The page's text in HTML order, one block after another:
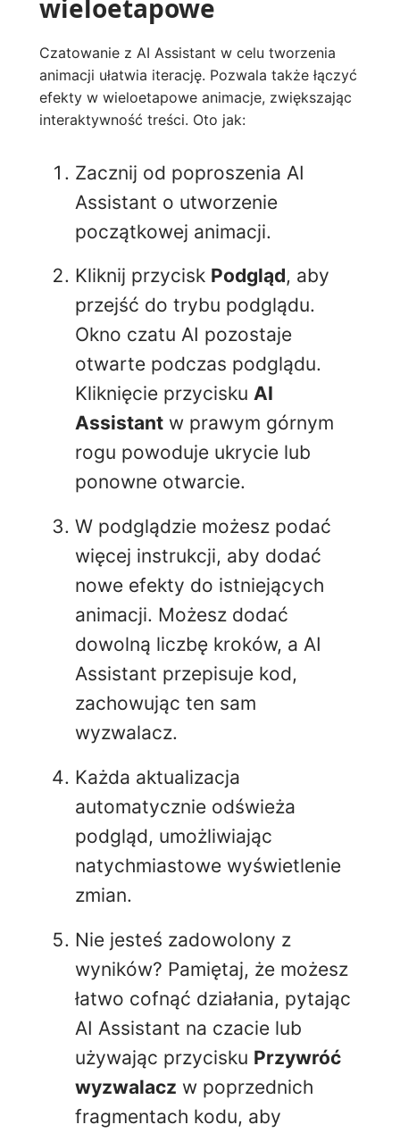
wieloetapowe
Czatowanie z AI Assistant w celu tworzenia
animacji ułatwia iterację. Pozwala także łączyć
efekty w wieloetapowe animacje, zwiększając
interaktywność treści. Oto jak:
Zacznij od poproszenia AI
Assistant o utworzenie
początkowej animacji.
Kliknij przycisk Podgląd, aby
przejść do trybu podglądu.
Okno czatu AI pozostaje
otwarte podczas podglądu.
Kliknięcie przycisku AI
Assistant w prawym górnym
rogu powoduje ukrycie lub
ponowne otwarcie.
W podglądzie możesz podać
więcej instrukcji, aby dodać
nowe efekty do istniejących
animacji. Możesz dodać
dowolną liczbę kroków, a AI
Assistant przepisuje kod,
zachowując ten sam
wyzwalacz.
Każda aktualizacja
automatycznie odświeża
podgląd, umożliwiając
natychmiastowe wyświetlenie
zmian.
Nie jesteś zadowolony z
wyników? Pamiętaj, że możesz
łatwo cofnąć działania, pytając
AI Assistant na czacie lub
używając przycisku Przywróć
wyzwalacz w poprzednich
fragmentach kodu, aby